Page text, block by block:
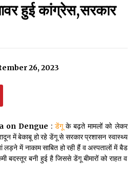
Of The Day 6 September
6, 2023
2022
Of The Day 17 May
Of The Day 16 May
हुई कांग्रेस,सरकार
26, 2023
on Dengue :डेंगूके बढ़ते मामलों को लेकर
में बेकाबू हो रहे डेंगू से सरकार प्रशासन स्वास्थ्य
लड़ने में नाकाम साबित हो रही हैं व अस्पतालों में बैड
बदस्तूर बनी हुई है जिससे डेंगू बीमारों को राहत व